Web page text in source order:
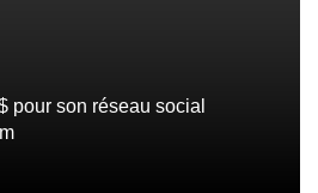
pour son réseau social